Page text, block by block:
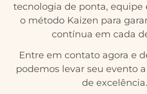
tecnologia de ponta, equipe
o método Kaizen para
contínua em cada
Entre em contato agora e
podemos levar seu evento
de excelência.